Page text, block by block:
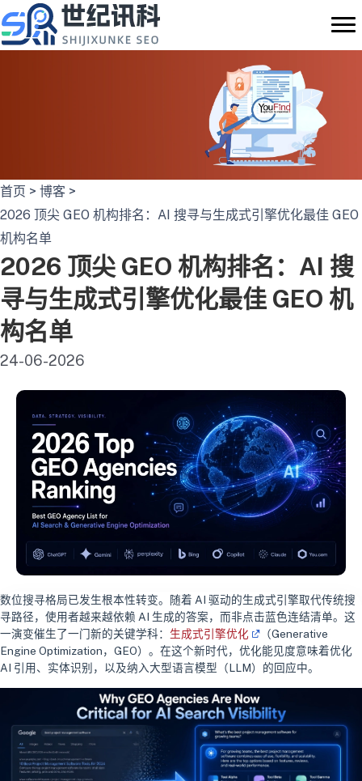
至
内
首页 > 博客 >
2026 顶尖 GEO 机构排名：AI 搜寻与生成式引擎优化最佳 GEO
机构名单
2026 顶尖 GEO 机构排名：AI 搜
寻与生成式引擎优化最佳 GEO 机
构名单
24-06-2026
数位搜寻格局已发生根本性转变。随着 AI 驱动的生成式引擎取代传统搜
寻路径，使用者越来越依赖 AI 生成的答案，而非点击蓝色连结清单。这
一演变催生了一门新的关键学科： 生成式引擎优化
（Generative
Engine Optimization，GEO）。在这个新时代，优化能见度意味着优化
AI 引用、实体识别，以及纳入大型语言模型（LLM）的回应中。